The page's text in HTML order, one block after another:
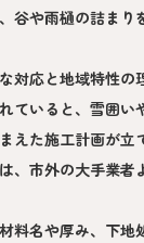
谷や雨樋の詰まり
対応と地域特性の
ていると、雪囲い
えた施工計画が立
、市外の大手業者
料名や厚み、下地